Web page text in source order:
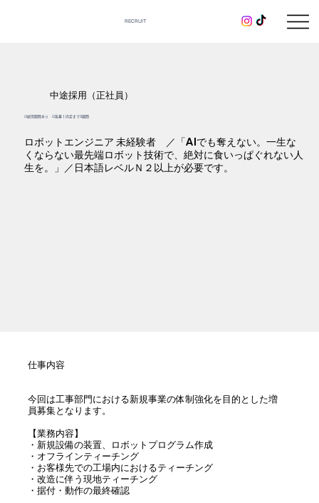
RECRUIT
中途採用（正社員）
☑︎試用期間あり ☑︎急募！内定まで2週間
ロボットエンジニア 未経験者 ／「AIでも奪えない。一生な
くならない最先端ロボット技術で、絶対に食いっぱぐれない人
生を。」／日本語レベルＮ２以上が必要です。
仕事内容
今回は工事部門における新規事業の体制強化を目的とした増
員募集となります。
【業務内容】
・新規設備の装置、ロボットプログラム作成
・オフラインティーチング
・お客様先での工場内におけるティーチング
・改造に伴う現地ティーチング
・据付・動作の最終確認